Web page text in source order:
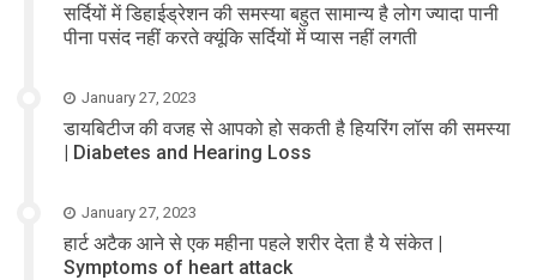
सर्दियों में डिहाईड्रेशन की समस्या बहुत सामान्य है लोग ज्यादा पानी
पीना पसंद नहीं करते क्यूंकि सर्दियों में प्यास नहीं लगती
January 27, 2023
डायबिटीज की वजह से आपको हो सकती है हियरिंग लॉस की समस्या
| Diabetes and Hearing Loss
January 27, 2023
हार्ट अटैक आने से एक महीना पहले शरीर देता है ये संकेत |
Symptoms of heart attack